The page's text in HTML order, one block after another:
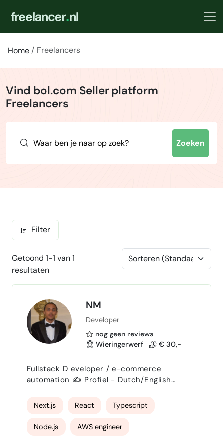
Home Freelancers
Vind bol.com Seller platform
Freelancers
Zoeken
Filter
Getoond 1-1 van 1
resultaten
NM
Developer
nog geen reviews
Wieringerwerf
€ 30,-
Fullstack D eveloper / e-commerce
automation ✍️ Profiel - Dutch/English
automatiseringsexpert met een sterke
achtergrond in e-commerce, logistiek en
marktplaatsen (Amazon, bol partner
platform, 150 + meer integraties). Ik bouw
Next.js React Typescript
Node.js AWS engineer